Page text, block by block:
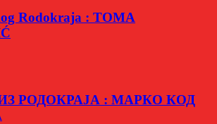
Rodokraja : TOMA
РОДОКРАЈА : МАРКО КОД